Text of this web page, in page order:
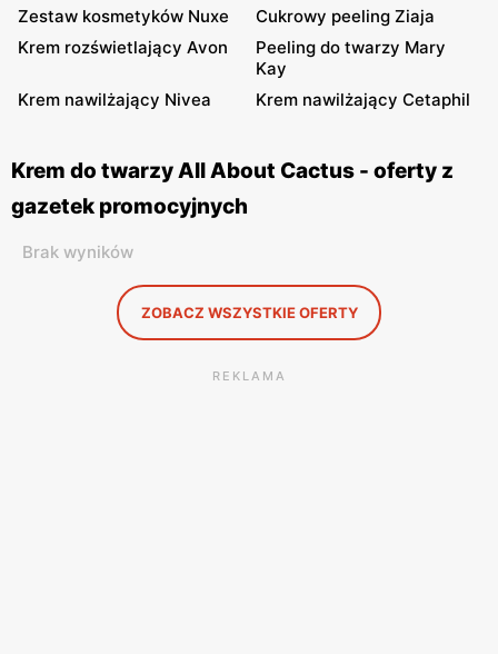
Zestaw kosmetyków Nuxe
Cukrowy peeling Ziaja
Krem rozświetlający Avon
Peeling do twarzy Mary
Kay
Krem nawilżający Nivea
Krem nawilżający Cetaphil
Krem do twarzy All About Cactus - oferty z
gazetek promocyjnych
Brak wyników
ZOBACZ WSZYSTKIE OFERTY
REKLAMA